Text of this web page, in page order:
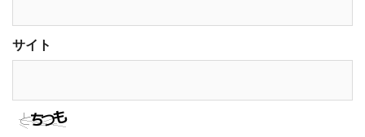
サイト